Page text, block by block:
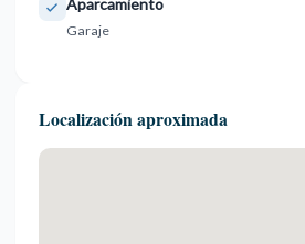
Garaje
Localización aproximada